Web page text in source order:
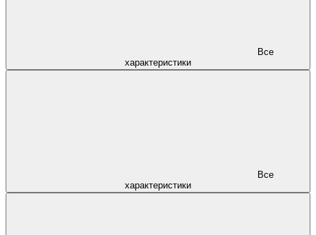
характеристики
характеристики